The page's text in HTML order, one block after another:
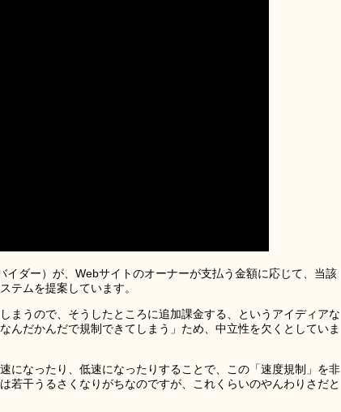
イダー）が、Webサイトのオーナーが支払う金額に応じて、当該
テムを提案しています。
まうので、そうしたところに追加課金する、というアイディアな
んだかんだで規制できてしまう」ため、中立性を欠くとしていま
になったり、低速になったりすることで、この「速度規制」を非
若干うるさくなりがちなのですが、これくらいのやんわりさだと